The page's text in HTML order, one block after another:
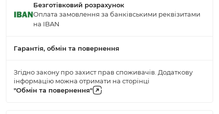
Безготівковий розрахунок
Оплата замовлення за банківськими реквізитами
на IBAN
Гарантія, обмін та повернення
Згідно закону про захист прав споживачів. Додаткову
інформацію можна отримати на сторінці
"Обмін та повернення"